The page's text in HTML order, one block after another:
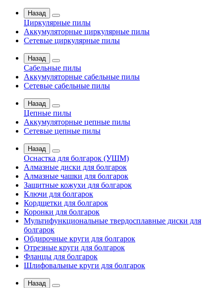
Назад
Циркулярные пилы
Аккумуляторные циркулярные пилы
Сетевые циркулярные пилы
Назад
Сабельные пилы
Аккумуляторные сабельные пилы
Сетевые сабельные пилы
Назад
Цепные пилы
Аккумуляторные цепные пилы
Сетевые цепные пилы
Назад
Оснастка для болгарок (УШМ)
Алмазные диски для болгарок
Алмазные чашки для болгарок
Защитные кожухи для болгарок
Ключи для болгарок
Кордщетки для болгарок
Коронки для болгарок
Мультифункциональные твердосплавные диски для
болгарок
Обдирочные круги для болгарок
Отрезные круги для болгарок
Фланцы для болгарок
Шлифовальные круги для болгарок
Назад